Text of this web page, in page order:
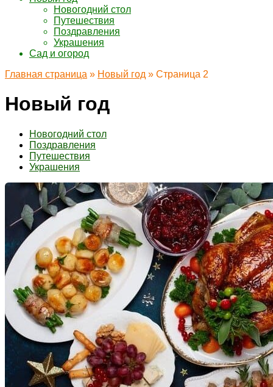
Новогодний стол
Путешествия
Поздравления
Украшения
Сад и огород
Главная страница » Новый год » Страница 2
Новый год
Новогодний стол
Поздравления
Путешествия
Украшения